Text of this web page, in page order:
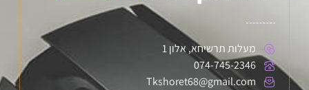
מעלות תרשיחא, אלון 1
074-745-2346
Tkshoret68@gmail.com